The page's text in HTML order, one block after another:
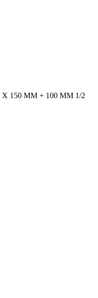
150 MM + 100 MM 1/2